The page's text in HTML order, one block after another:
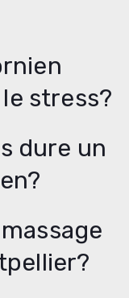
stress?
dure un